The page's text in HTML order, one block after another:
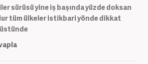
sürüsü yine iş başında yüzde doksan
tüm ülkeler istikbari yönde dikkat